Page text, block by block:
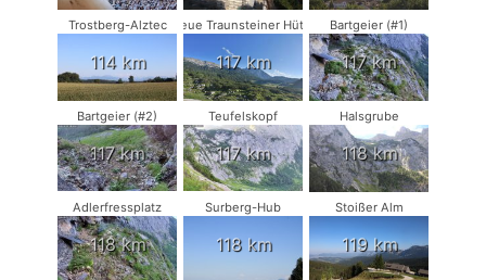
Trostberg-Alztec
114 km
Neue Traunsteiner Hütte
117 km
Bartgeier (#1)
117 km
Bartgeier (#2)
117 km
Teufelskopf
117 km
Halsgrube
118 km
Adlerfressplatz
118 km
Surberg-Hub
118 km
Stoißer Alm
119 km